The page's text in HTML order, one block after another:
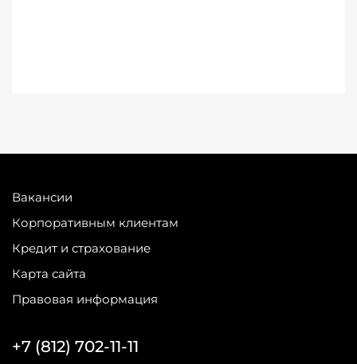
Вакансии
Корпоративным клиентам
Кредит и страхование
Карта сайта
Правовая информация
+7 (812) 702-11-11